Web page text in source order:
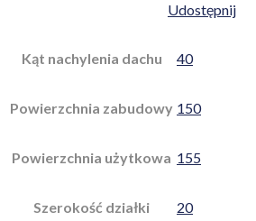
Udostępnij
Kąt nachylenia dachu 40
Powierzchnia zabudowy 150
Powierzchnia użytkowa 155
Szerokość działki 20